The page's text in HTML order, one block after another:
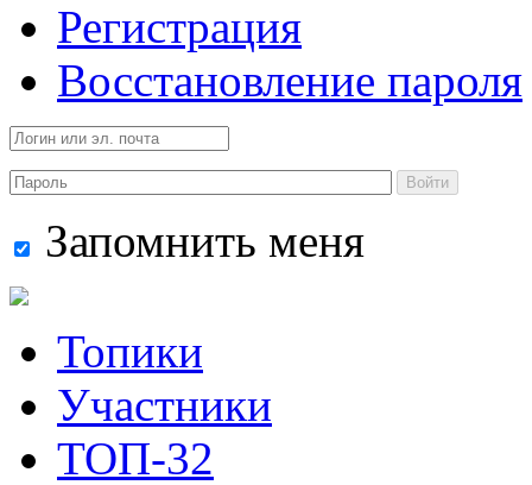
Регистрация
Восстановление пароля
Войти
Запомнить меня
Топики
Участники
ТОП-32